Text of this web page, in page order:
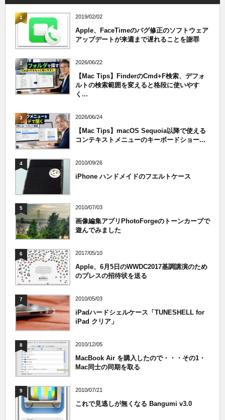
1 2019/02/02
Apple、FaceTimeのバグ修正のソフトウェア
アップデートが来週まで遅れることを謝罪
2 2026/06/22
【Mac Tips】FinderのCmd+F検索、デフォ
ルトの検索範囲を変えると格段に使いやす
く...
3 2026/06/24
【Mac Tips】macOS Sequoia以降で使える
コンテキストメニューのキーボードショー...
4 2010/09/26
iPhone ハンドメイドのフエルトケース
5 2010/07/03
画像編集アプリPhotoForgeのトーンカーブで
遊んでみました
6 2017/05/10
Apple、6月5日のWWDC2017基調講演のため
のプレスの招待状を送る
7 2010/05/03
iPadハードシェルケース「TUNESHELL for
iPad クリア」
8 2010/12/05
MacBook Air を購入したので・・・その1・
Mac同士の同期を取る
9 2010/07/21
これで見逃しが無くなる Bangumi v3.0